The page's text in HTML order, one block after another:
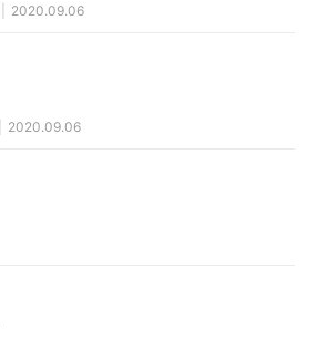
2020.09.06
2020.09.06